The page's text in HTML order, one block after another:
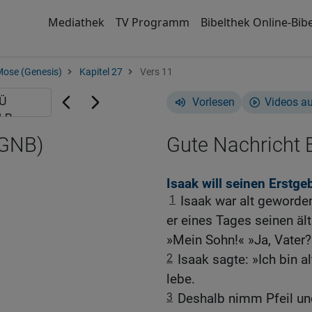
Mediathek TV Programm Bibelthek Online-
(Genesis) Kapitel 27 Vers 11
Vorlesen Videos
Gute Nachricht
Isaak will seinen
1
Isaak war alt
er eines Tages seinen
»Mein Sohn!« »Ja,
2 Isaak sagte: »Ich bin
lebe.
3 Deshalb nimm Pfeil